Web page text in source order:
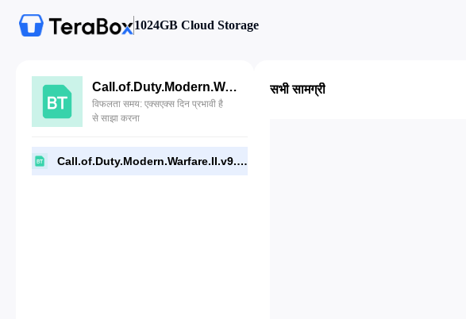
1024GB Cloud Storage
Call.of.Duty.Modern.Warfare.II.v9.2.12721522-Repack.torrent
विफलता समय: एक्सएक्स दिन प्रभावी है
से साझा करना
Call.of.Duty.Modern.Warfare.II.v9.2.12721522-Repack.torrent
सभी सामग्री